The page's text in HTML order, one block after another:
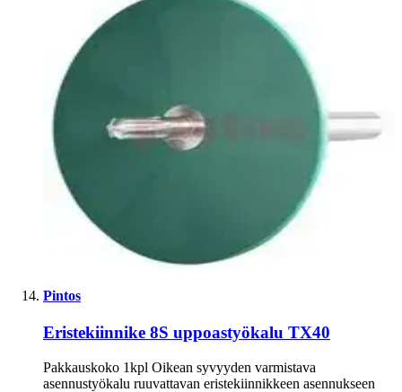
Pintos
Eristekiinnike 8S uppoastyökalu TX40
Pakkauskoko 1kpl Oikean syvyyden varmistava
asennustyökalu ruuvattavan eristekiinnikkeen asennukseen